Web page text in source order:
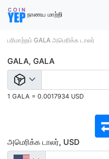
நாணய மாற்றி
பரிமாற்றம் GALA அமெரிக்க டாலர்
GALA, GALA
1 GALA = 0.0017934 USD
அமெரிக்க டாலர், USD